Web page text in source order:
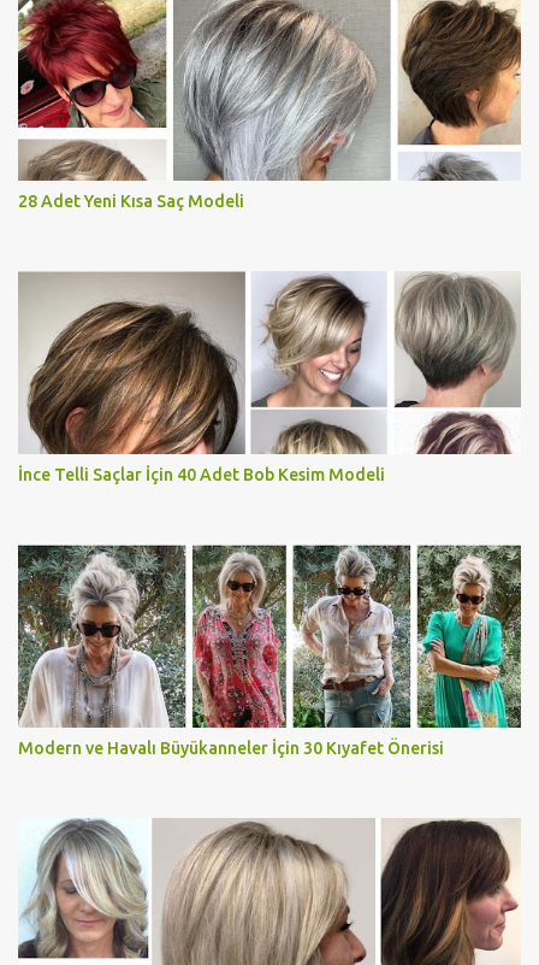
28 Adet Yeni Kısa Saç Modeli
İnce Telli Saçlar İçin 40 Adet Bob Kesim Modeli
Modern ve Havalı Büyükanneler İçin 30 Kıyafet Önerisi